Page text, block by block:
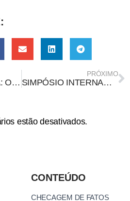
TORÓ DE CIÊNCIA: ORGANIZAÇÕES DE PESQUISA LANÇAM PODCAST COM FOCO EM DIVULGAÇÃO CIENTÍFICA
PRÓXIMO
SIMPÓSIO INTERNACIONAL DE JORNALISMO E EDUCAÇÃO MIDIÁTICA DISPONIBILIZA VÍDEOS DOS PAINÉIS DO EVENTO
estão desativados.
CONTEÚDO
CHECAGEM DE FATOS